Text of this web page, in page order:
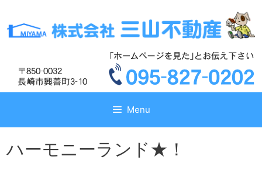
テ
ス
テ
ス
Menu
ハーモニーランド★！